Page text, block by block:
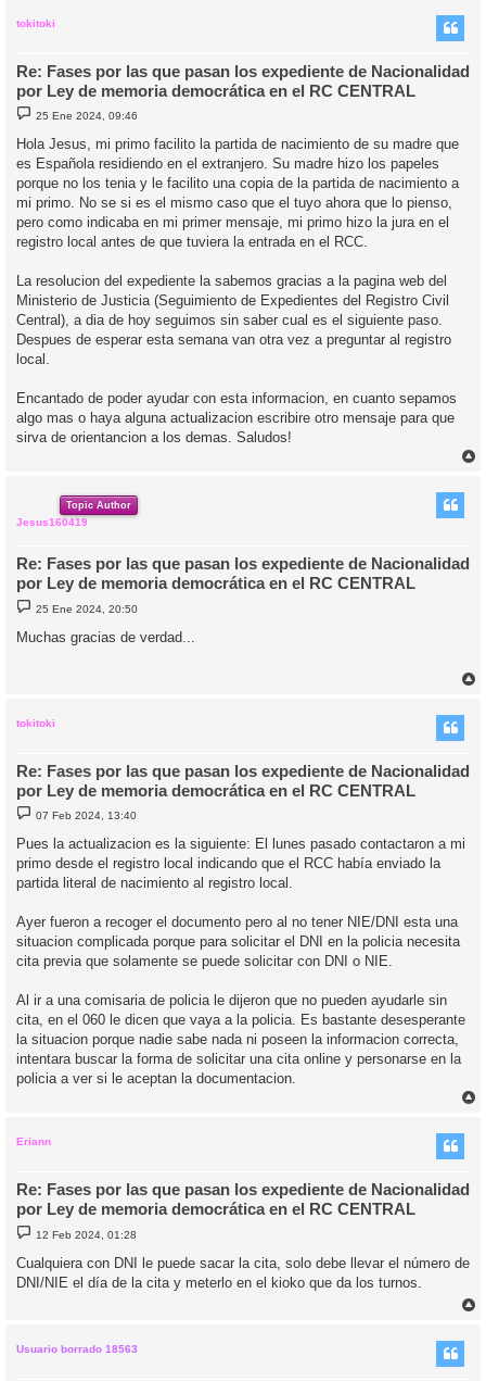
tokitoki
Re: Fases por las que pasan los expediente de Nacionalidad
por Ley de memoria democrática en el RC CENTRAL
M
e
n
s
a
e
25 Ene 2024, 09:46
Hola Jesus, mi primo facilito la partida de nacimiento de su madre que
es Española residiendo en el extranjero. Su madre hizo los papeles
porque no los tenia y le facilito una copia de la partida de nacimiento a
mi primo. No se si es el mismo caso que el tuyo ahora que lo pienso,
pero como indicaba en mi primer mensaje, mi primo hizo la jura en el
registro local antes de que tuviera la entrada en el RCC.
La resolucion del expediente la sabemos gracias a la pagina web del
Ministerio de Justicia (Seguimiento de Expedientes del Registro Civil
Central), a dia de hoy seguimos sin saber cual es el siguiente paso.
Despues de esperar esta semana van otra vez a preguntar al registro
local.
Encantado de poder ayudar con esta informacion, en cuanto sepamos
algo mas o haya alguna actualizacion escribire otro mensaje para que
sirva de orientancion a los demas. Saludos!
Topic Author
Jesus160419
Re: Fases por las que pasan los expediente de Nacionalidad
por Ley de memoria democrática en el RC CENTRAL
M
e
s
25 Ene 2024, 20:50
Muchas gracias de verdad...
tokitoki
Re: Fases por las que pasan los expediente de Nacionalidad
por Ley de memoria democrática en el RC CENTRAL
M
e
s
a
e
07 Feb 2024, 13:40
Pues la actualizacion es la siguiente: El lunes pasado contactaron a mi
primo desde el registro local indicando que el RCC había enviado la
partida literal de nacimiento al registro local.
Ayer fueron a recoger el documento pero al no tener NIE/DNI esta una
situacion complicada porque para solicitar el DNI en la policia necesita
cita previa que solamente se puede solicitar con DNI o NIE.
Al ir a una comisaria de policia le dijeron que no pueden ayudarle sin
cita, en el 060 le dicen que vaya a la policia. Es bastante desesperante
la situacion porque nadie sabe nada ni poseen la informacion correcta,
intentara buscar la forma de solicitar una cita online y personarse en la
policia a ver si le aceptan la documentacion.
Eriann
Re: Fases por las que pasan los expediente de Nacionalidad
por Ley de memoria democrática en el RC CENTRAL
M
e
s
a
12 Feb 2024, 01:28
Cualquiera con DNI le puede sacar la cita, solo debe llevar el número de
DNI/NIE el día de la cita y meterlo en el kioko que da los turnos.
Usuario borrado 18563